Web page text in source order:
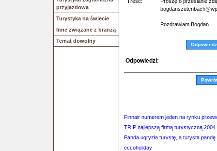
przyjazdowa
Turystyka na świecie
Inne związane z branżą
Temat dowolny
Pozdrawiam Bogdan
Odpowiedz
Odpowiedzi:
Finnair numerem jeden na rynku
TRIP najlepszą firmą turystyczną 2004
Panda ugryzła turystę, a turysta pandę
eccoholiday